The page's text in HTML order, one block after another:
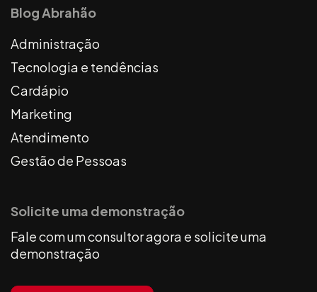
Blog Abrahão
Administração
Tecnologia e tendências
Cardápio
Marketing
Atendimento
Gestão de Pessoas
Solicite uma demonstração
Fale com um consultor agora e solicite uma
demonstração